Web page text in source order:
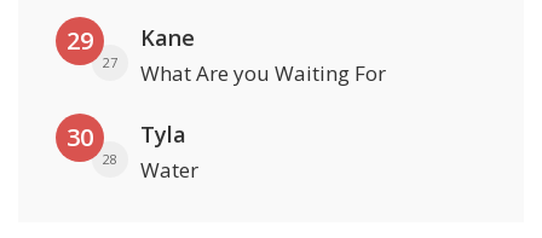
29
27
Kane
What Are you Waiting For
30
28
Tyla
Water